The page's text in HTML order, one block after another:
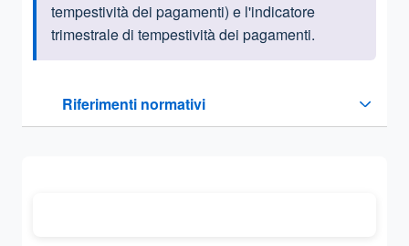
tempestività dei pagamenti) e l'indicatore
trimestrale di tempestività dei pagamenti.
Riferimenti normativi
Sezione compressa